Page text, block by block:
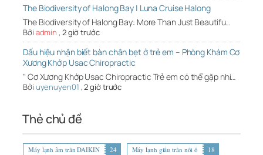
The Biodiversity of Halong Bay | Luna Cruise Halong
The Biodiversity of Halong Bay: More Than Just Beautifu…
Bởi admin , 2 giờ trước
Dấu hiệu nhận biết bàn chân bẹt ở trẻ em – Phòng Khám Cơ
Xương Khớp Usac Chiropractic
" Cơ Xương Khớp Usac Chiropractic Trẻ em có thể gặp nhi…
Bởi uyenuyen01 ,2 giờ trước
Thẻ chủ đề
Máy lạnh âm trần DAIKIN 24 Máy lạnh giấu trần nối ố
18